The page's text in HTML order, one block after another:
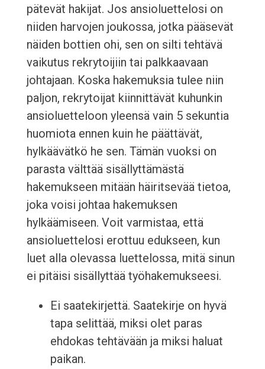
pätevät hakijat. Jos ansioluettelosi on
niiden harvojen joukossa, jotka pääsevät
näiden bottien ohi, sen on silti tehtävä
vaikutus rekrytoijiin tai palkkaavaan
johtajaan. Koska hakemuksia tulee niin
paljon, rekrytoijat kiinnittävät kuhunkin
ansioluetteloon yleensä vain 5 sekuntia
huomiota ennen kuin he päättävät,
hylkäävätkö he sen. Tämän vuoksi on
parasta välttää sisällyttämästä
hakemukseen mitään häiritsevää tietoa,
joka voisi johtaa hakemuksen
hylkäämiseen. Voit varmistaa, että
ansioluettelosi erottuu edukseen, kun
luet alla olevassa luettelossa, mitä sinun
ei pitäisi sisällyttää työhakemukseesi.
Ei saatekirjettä. Saatekirje on hyvä
tapa selittää, miksi olet paras
ehdokas tehtävään ja miksi haluat
paikan.